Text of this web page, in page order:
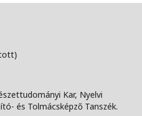
Kar, Nyelvi
és Tolmácsképző Tanszék.